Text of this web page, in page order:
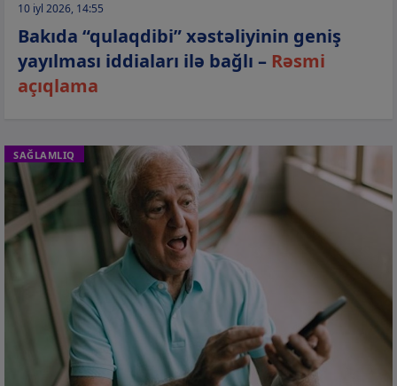
10 iyl 2026, 14:55
Bakıda “qulaqdibi” xəstəliyinin geniş
yayılması iddiaları ilə bağlı – Rəsmi
açıqlama
SAĞLAMLIQ